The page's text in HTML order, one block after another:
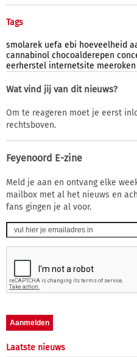
Tags
smolarek uefa ebi hoeveelheid
cannabinol chocoalderepen
eerherstel internetsite meeroken
Wat vind jij van dit nieuws?
Om te reageren moet je eerst
rechtsboven.
Feyenoord E-zine
Meld je aan en ontvang elke
mailbox met al het nieuws en
fans gingen je al voor.
Laatste nieuws